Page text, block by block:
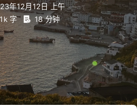
年12月12日 上午
字
18 分钟